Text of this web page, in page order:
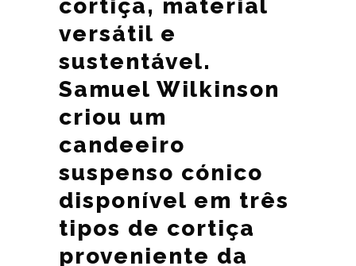
cortiça, material
versátil e
sustentável.
Samuel Wilkinson
criou um
candeeiro
suspenso cónico
disponível em três
tipos de cortiça
proveniente da